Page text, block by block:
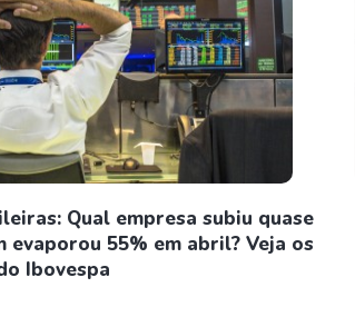
Qual empresa subiu quase
evaporou 55% em abril? Veja os
Ibovespa